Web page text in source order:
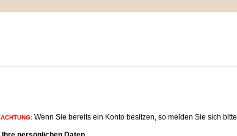
ACHTUNG:Wenn Sie bereits ein Konto besitzen, so melden Sie sich bitte